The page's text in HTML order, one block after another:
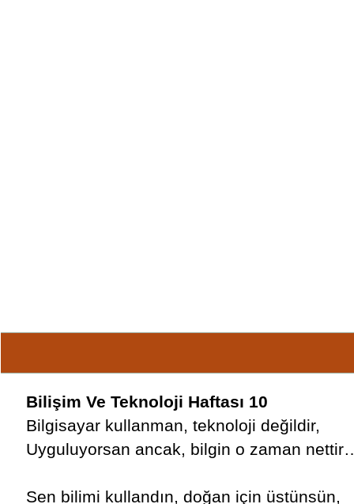
Bilişim Ve Teknoloji Haftası 10
Bilgisayar kullanman, teknoloji değildir,
Uyguluyorsan ancak, bilgin o zaman
Sen bilimi kullandın, doğan için üstünsün,